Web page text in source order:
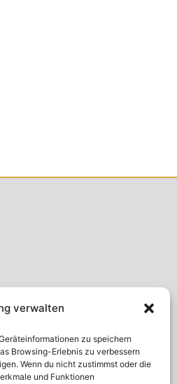
verwalten
zu speichern
Browsing-Erlebnis zu verbessern
Wenn du nicht zustimmst oder die
und Funktionen